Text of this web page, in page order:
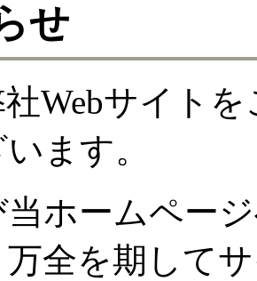
せ
Webサイト
ます。
当ホームペー
全を期して